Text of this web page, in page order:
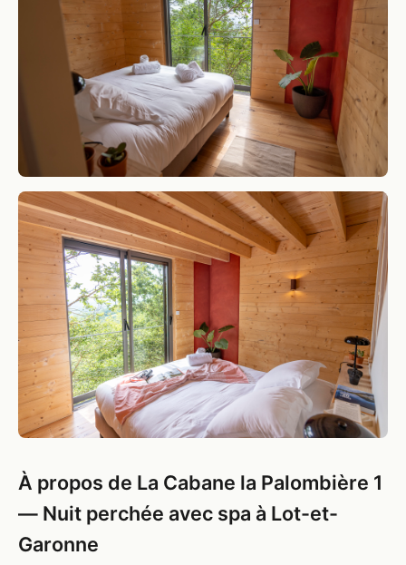
À propos de La Cabane la Palombière 1
— Nuit perchée avec spa à Lot-et-
Garonne